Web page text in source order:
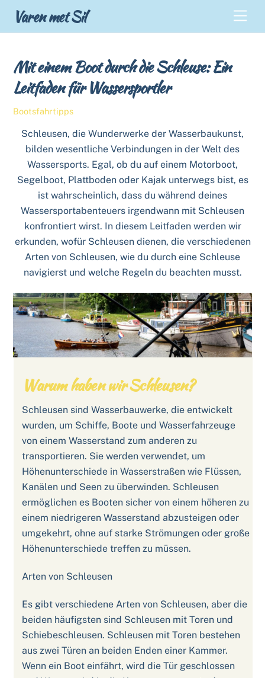
Varen met Sil
Mit einem Boot durch die Schleuse: Ein
Leitfaden für Wassersportler
Bootsfahrtipps
Schleusen, die Wunderwerke der Wasserbaukunst,
bilden wesentliche Verbindungen in der Welt des
Wassersports. Egal, ob du auf einem Motorboot,
Segelboot, Plattboden oder Kajak unterwegs bist, es
ist wahrscheinlich, dass du während deines
Wassersportabenteuers irgendwann mit Schleusen
konfrontiert wirst. In diesem Leitfaden werden wir
erkunden, wofür Schleusen dienen, die verschiedenen
Arten von Schleusen, wie du durch eine Schleuse
navigierst und welche Regeln du beachten musst.
Warum haben wir Schleusen?
Schleusen sind Wasserbauwerke, die entwickelt
wurden, um Schiffe, Boote und Wasserfahrzeuge
von einem Wasserstand zum anderen zu
transportieren. Sie werden verwendet, um
Höhenunterschiede in Wasserstraßen wie Flüssen,
Kanälen und Seen zu überwinden. Schleusen
ermöglichen es Booten sicher von einem höheren zu
einem niedrigeren Wasserstand abzusteigen oder
umgekehrt, ohne auf starke Strömungen oder große
Höhenunterschiede treffen zu müssen.
Arten von Schleusen
Es gibt verschiedene Arten von Schleusen, aber die
beiden häufigsten sind Schleusen mit Toren und
Schiebeschleusen. Schleusen mit Toren bestehen
aus zwei Türen an beiden Enden einer Kammer.
Wenn ein Boot einfährt, wird die Tür geschlossen